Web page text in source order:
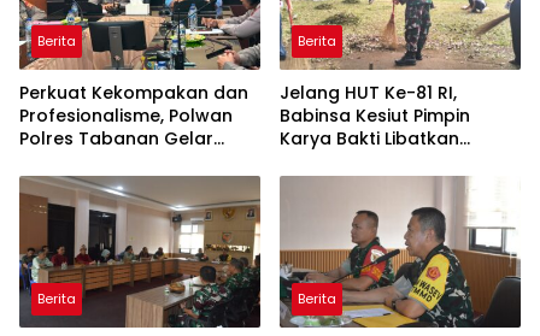
Berita
Perkuat Kekompakan dan
Profesionalisme, Polwan
Polres Tabanan Gelar
Berita
Jelang HUT Ke-81 RI,
Babinsa Kesiut Pimpin
Karya Bakti Libatkan
Udayana
Berita Berita